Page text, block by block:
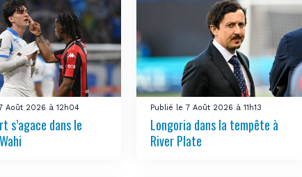
Août 2026 à 12h04
s’agace dans le
Publié le 7 Août 2026 à 11h13
Longoria dans la tempête à
River Plate